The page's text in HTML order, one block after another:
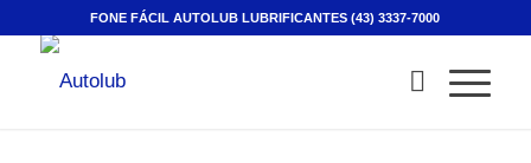
FONE FÁCIL AUTOLUB LUBRIFICANTES (43) 3337-7000